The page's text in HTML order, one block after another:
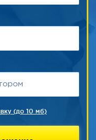
(до 10 мб)